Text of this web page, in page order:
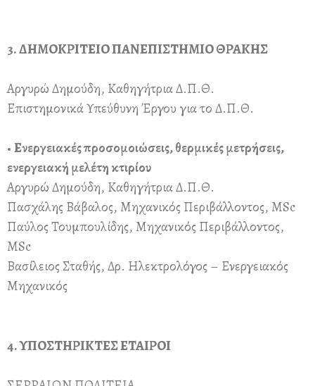
3. ΔΗΜΟΚΡΙΤΕΙΟ ΠΑΝΕΠΙΣΤΗΜΙΟ ΘΡΑΚΗΣ
Αργυρώ Δημούδη, Καθηγήτρια Δ.Π.Θ.
Επιστημονικά Υπεύθυνη Έργου για το Δ.Π.Θ.
•Ενεργειακές προσομοιώσεις, θερμικές μετρήσεις,
ενεργειακή μελέτη κτιρίου
Αργυρώ Δημούδη, Καθηγήτρια Δ.Π.Θ.
Πασχάλης Βάβαλος, Μηχανικός Περιβάλλοντος, MSc
Παύλος Τουμπουλίδης, Μηχανικός Περιβάλλοντος,
MSc
Βασίλειος Σταθής, Δρ. Ηλεκτρολόγος – Ενεργειακός
Μηχανικός
4. ΥΠΟΣΤΗΡΙΚΤΕΣ ΕΤΑΙΡΟΙ